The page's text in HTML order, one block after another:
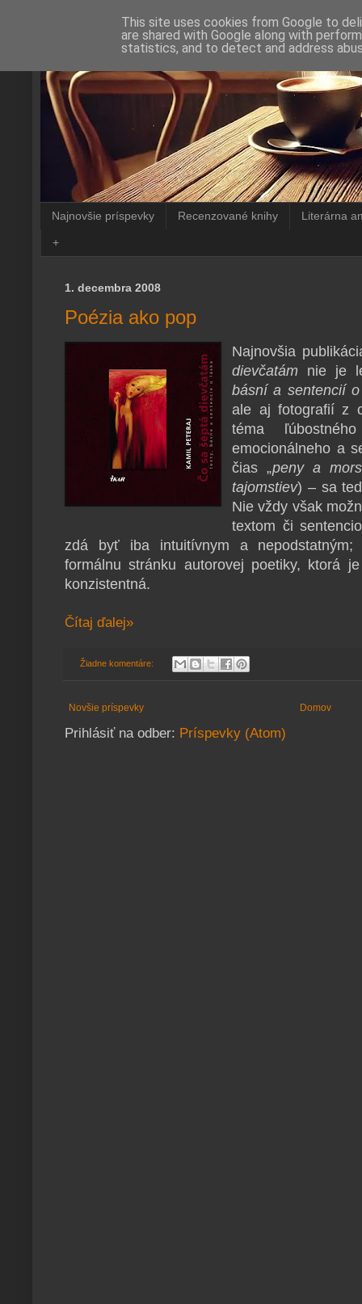
Najnovšie príspevky Recenzované knihy Literárna
+
1. decembra 2008
Poézia ako pop
Najnovšia
dievčatám nie je
básní a sentencií
ale aj fotografií z
téma
emocionálneho a
čias „peny a
tajomstiev) – sa
Nie vždy však
textom či
zdá byť iba intuitívnym a nepodstatným;
formálnu stránku autorovej poetiky, ktorá
konzistentná.
Čítaj ďalej»
Žiadne komentáre:
Novšie príspevky Domov
Prihlásiť na odber: Príspevky (Atom)
This site uses cookies from Google to
are shared with Google along with
statistics, and to detect and address